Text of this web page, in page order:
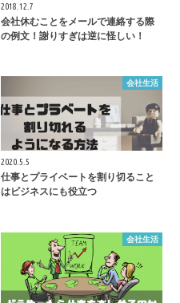
2018.12.7
会社休むことをメールで連絡する際
の例文！謝りすぎは逆に怪しい！
会社生活
2020.5.5
仕事とプライベートを割り切ること
はビジネスにも役立つ
会社生活